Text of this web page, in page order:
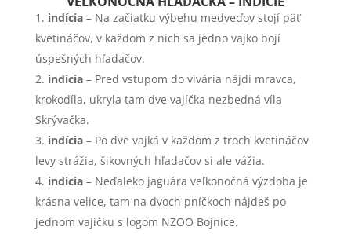
indícia– Na začiatku výbehu medveďov stojí päť
kvetináčov, v každom z nich sa jedno vajko bojí
úspešných hľadačov.
indícia– Pred vstupom do vivária nájdi mravca,
krokodíla, ukryla tam dve vajíčka nezbedná víla
Skrývačka.
indícia– Po dve vajká v každom z troch kvetináčov
levy strážia, šikovných hľadačov si ale vážia.
indícia– Neďaleko jaguára veľkonočná výzdoba je
krásna velice, tam na dvoch pníčkoch nájdeš po
jednom vajíčku s logom NZOO Bojnice.